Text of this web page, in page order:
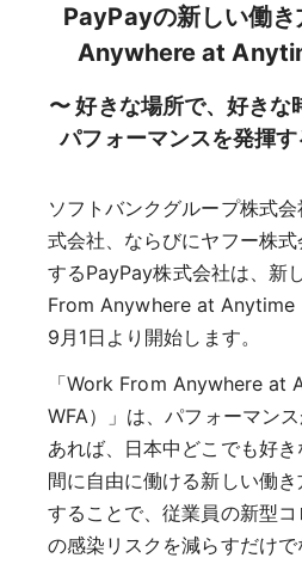
PayPayの新しい働
Anywhere at
〜 好きな場所で、好きな
パフォーマンスを発揮
ソフトバンクグループ株式
式会社、ならびにヤフー株
するPayPay株式会社は、新
From Anywhere at Anytime
9月1日より開始します。
「Work From Anywhere at
WFA）」は、パフォーマン
あれば、日本中どこでも好
間に自由に働ける新しい働
することで、従業員の新型
の感染リスクを減らすだけ